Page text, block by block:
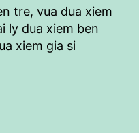
tre, vua dua xiem
ly dua xiem ben
xiem gia si